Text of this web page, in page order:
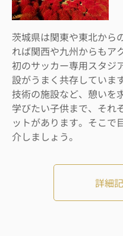
茨城県は関東や東北から
れば関西や九州からもア
初のサッカー専用スタジ
設がうまく共存していま
技術の施設など、憩いを
学びたい子供まで、それ
ットがあります。そこで
介しましょう。
詳細